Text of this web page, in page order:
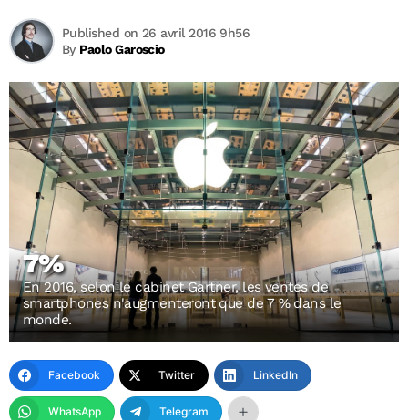
By Paolo Garoscio
Published on 26 avril 2016 9h56
7%
En 2016, selon le cabinet Gartner, les ventes de
smartphones n'augmenteront que de 7 % dans le
monde.
Facebook Twitter LinkedIn
WhatsApp Telegram